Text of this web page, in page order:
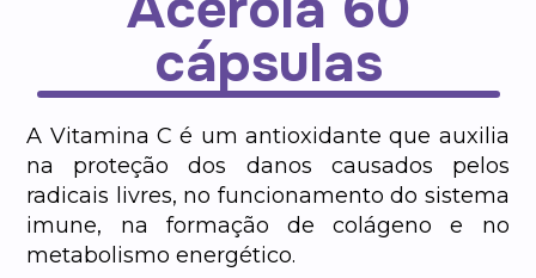
cápsulas
A Vitamina C é um antioxidante que auxilia
na proteção dos danos causados pelos
radicais livres, no funcionamento do sistema
imune, na formação de colágeno e no
metabolismo energético.